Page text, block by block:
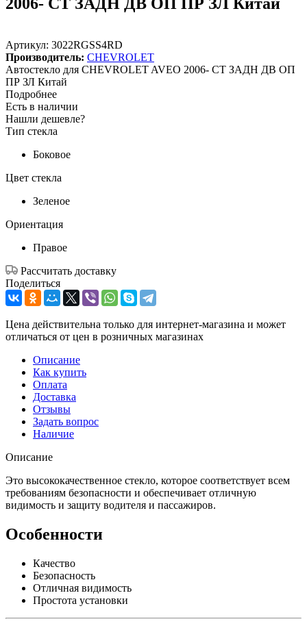
Артикул: 3022RGSS4RD
Производитель: CHEVROLET
Автостекло для CHEVROLET AVEO 2006- СТ ЗАДН ДВ ОП
ПР ЗЛ Китай
Подробнее
Есть в наличии
Нашли дешевле?
Тип стекла
Боковое
Цвет стекла
Зеленое
Ориентация
Правое
Рассчитать доставку
Поделиться
Цена действительна только для интернет-магазина и может
отличаться от цен в розничных магазинах
Описание
Как купить
Оплата
Доставка
Отзывы
Задать вопрос
Наличие
Описание
Это высококачественное стекло, которое соответствует всем
требованиям безопасности и обеспечивает отличную
видимость и защиту водителя и пассажиров.
Особенности
Качество
Безопасность
Отличная видимость
Простота установки